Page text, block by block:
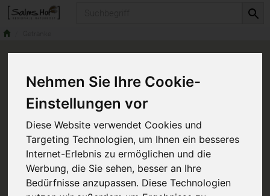
Nehmen Sie Ihre Cookie-
Einstellungen vor
Diese Website verwendet Cookies und
Targeting Technologien, um Ihnen ein besseres
Internet-Erlebnis zu ermöglichen und die
Werbung, die Sie sehen, besser an Ihre
Bedürfnisse anzupassen. Diese Technologien